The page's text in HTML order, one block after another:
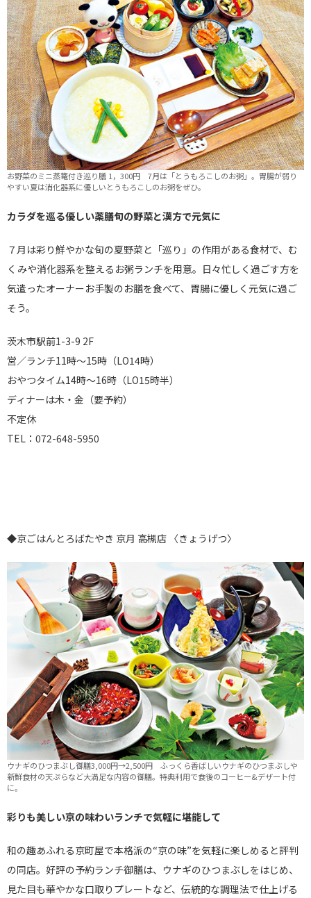
お野菜のミニ蒸篭付き巡り膳 1，300円 7月は「とうもろこしのお粥」。胃腸が弱り
やすい夏は消化器系に優しいとうもろこしのお粥をぜひ。
カラダを巡る優しい薬膳旬の野菜と漢方で元気に
７月は彩り鮮やかな旬の夏野菜と「巡り」の作用がある食材で、む
くみや消化器系を整えるお粥ランチを用意。日々忙しく過ごす方を
気遣ったオーナーお手製のお膳を食べて、胃腸に優しく元気に過ご
そう。
茨木市駅前1-3-9 2F
営／ランチ11時～15時（LO14時）
おやつタイム14時～16時（LO15時半）
ディナーは木・金（要予約）
不定休
TEL：072-648-5950
◆京ごはんとろばたやき 京月 高槻店 〈きょうげつ〉
ウナギのひつまぶし御膳3,000円→2,500円 ふっくら香ばしいウナギのひつまぶしや
新鮮食材の天ぷらなど大満足な内容の御膳。特典利用で食後のコーヒー&デザート付
に。
彩りも美しい京の味わいランチで気軽に堪能して
和の趣あふれる京町屋で本格派の“京の味”を気軽に楽しめると評判
の同店。好評の予約ランチ御膳は、ウナギのひつまぶしをはじめ、
見た目も華やかな口取りプレートなど、伝統的な調理法で仕上げる